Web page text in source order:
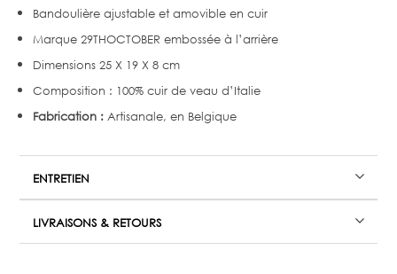
Bandoulière ajustable et amovible en cuir
Marque 29THOCTOBER embossée à l’arrière
Dimensions 25 X 19 X 8 cm
Composition : 100% cuir de veau d’Italie
Fabrication : Artisanale, en Belgique
ENTRETIEN
LIVRAISONS & RETOURS